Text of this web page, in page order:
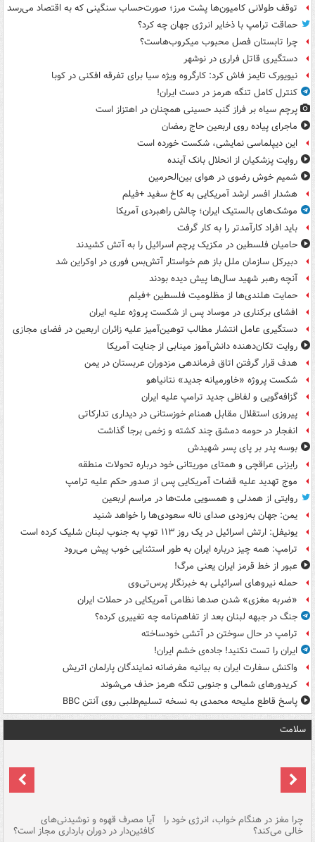
توقف طولانی کامیون‌ها پشت مرز؛ صورت‌حساب سنگینی که به اقتصاد می‌رسد
حماقت ترامپ با ذخایر انرژی جهان چه کرد؟
چرا تابستان فصل محبوب میکروب‌هاست؟
دستگیری قاتل فراری در نوشهر
نیویورک تایمز فاش کرد: کارگروه ویژه سیا برای تفرقه افکنی در کوبا
کنترل کامل تنگه هرمز در دست ایران!
پرچم سیاه بر فراز گنبد حسینی همچنان در اهتزاز است
ماجرای پیاده روی اربعین حاج رمضان
این دیپلماسی نمایشی، شکست خورده است
روایت پزشکیان از انحلال بانک آینده
شمیم خوش رضوی در هوای بین‌الحرمین
هشدار افسر ارشد آمریکایی به کاخ سفید +فیلم
موشک‌های بالستیک ایران؛ چالش راهبردی آمریکا
باید افراد کارآمدتر را به کار گرفت
حامیان فلسطین در مکزیک پرچم اسرائیل را به آتش کشیدند
دبیرکل سازمان ملل باز هم خواستار آتش‌بس فوری در اوکراین شد
آنچه رهبر شهید سال‌ها پیش دیده بودند
حمایت هلندی‌ها از مظلومیت فلسطین +فیلم
افشای برکناری در موساد پس از شکست پروژه علیه ایران
دستگیری عامل انتشار مطالب توهین‌آمیز علیه زائران اربعین در فضای مجازی
روایت تکان‌دهنده دانش‌آموز مینابی از جنایت آمریکا
هدف قرار گرفتن اتاق‌ فرماندهی مزدوران عربستان در یمن
شکست پروژه «خاورمیانه جدید» نتانیاهو
گزافه‌گویی و لفاظی جدید ترامپ علیه ایران
پیروزی استقلال مقابل همنام خوزستانی در دیداری تدارکاتی
انفجار در حومه دمشق چند کشته و زخمی برجا گذاشت
بوسه‌ پدر بر پای پسر شهیدش
رایزنی عراقچی و همتای موریتانی خود درباره تحولات منطقه
موج تهدید علیه قضات آمریکایی پس از صدور حکم علیه ترامپ
روایتی از همدلی و همسویی ملت‌ها در مراسم اربعین
یمن: جهان به‌زودی صدای ناله سعودی‌ها را خواهد شنید
یونیفل: ارتش اسرائیل در یک روز ۱۱۳ توپ به جنوب لبنان شلیک کرده است
ترامپ: همه چیز درباره ایران به طور استثنایی خوب پیش می‌رود
عبور از خط قرمز ایران یعنی مرگ!
حمله نیروهای اسرائیلی به خبرنگار پرس‌تی‌وی
«ضربه مغزی» شدن صدها نظامی آمریکایی در حملات ایران
جنگ در جبهه لبنان بعد از تفاهم‌نامه چه تغییری کرده؟
ترامپ در حال سوختن در آتشی خودساخته
ایران را تست نکنید! جاده‌ی خشم ایران!
واکنش سفارت ایران به بیانیه مغرضانه نمایندگان پارلمان اتریش
کریدورهای شمالی و جنوبی تنگه هرمز حذف می‌شوند
پاسخ قاطع ملیحه محمدی به نسخه تسلیم‌طلبی روی آنتن BBC
سلامت
چرا مغز در هنگام خواب، انرژی خود را
خالی می‌کند؟
آیا مصرف قهوه و نوشیدنی‌های
کافئین‌دار در دوران بارداری مجاز است؟